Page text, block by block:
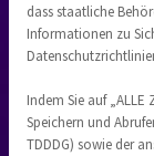
dass staatliche
Informationen zu
Indem Sie auf
Speichern und
TDDDG) sowie der